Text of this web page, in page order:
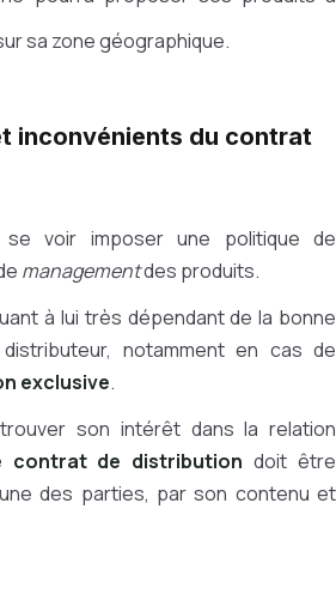
sa zone géographique.
inconvénients du contrat
voir imposer une politique de
managementdes produits.
à lui très dépendant de la bonne
notamment en cas de
exclusive.
son intérêt dans la relation
contrat de distribution doit être
des parties, par son contenu et